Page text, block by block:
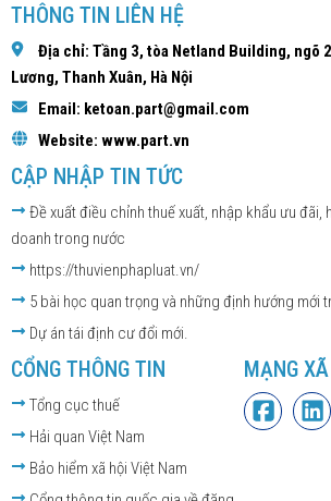
THÔNG TIN LIÊN HỆ
Địa chỉ: Tầng 3, tòa Netland Building, ngõ
Lương, Thanh Xuân, Hà Nội
Email: ketoan.part@gmail.com
Website: www.part.vn
CẬP NHẬP TIN TỨC
Đề xuất điều chỉnh thuế xuất, nhập khẩu ưu đãi,
doanh trong nước
https://thuvienphapluat.vn/
5 bài học quan trọng và những định hướng mới
Dự án tái định cư đổi mới.
CỔNG THÔNG TIN
Tổng cục thuế
Hải quan Việt Nam
Bảo hiểm xã hội Việt Nam
MẠNG